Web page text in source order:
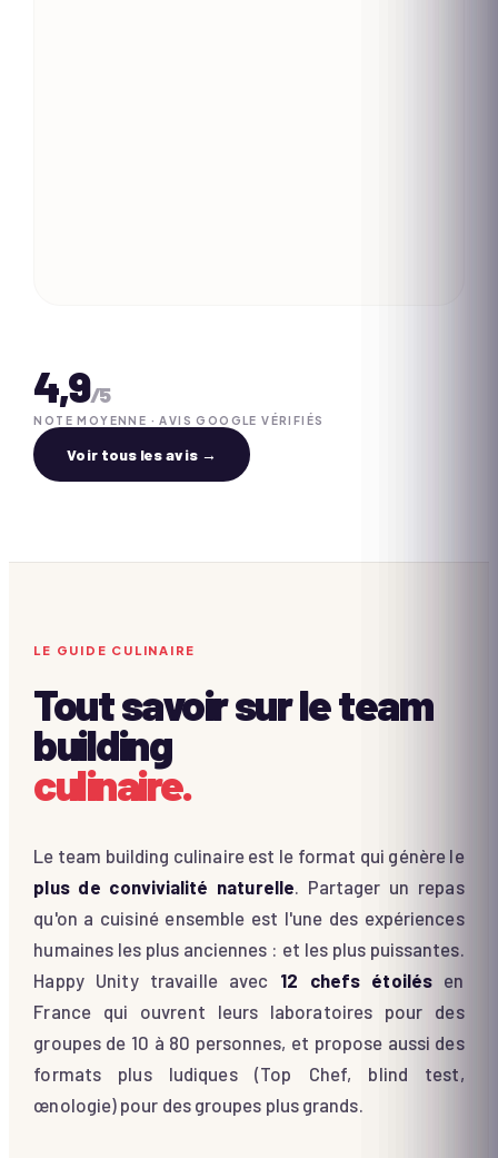
4,9/5
NOTE MOYENNE · AVIS GOOGLE VÉRIFIÉS
Voir tous les avis →
LE GUIDE CULINAIRE
Tout savoir sur le team
building
culinaire.
Le team building culinaire est le format qui génère le
plus de convivialité naturelle . Partager un repas
qu'on a cuisiné ensemble est l'une des expériences
humaines les plus anciennes : et les plus puissantes.
Happy Unity travaille avec 12 chefs étoilés en
France qui ouvrent leurs laboratoires pour des
groupes de 10 à 80 personnes, et propose aussi des
formats plus ludiques (Top Chef, blind test,
œnologie) pour des groupes plus grands.